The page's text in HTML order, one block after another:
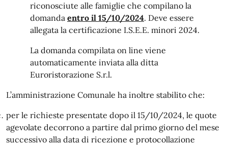
riconosciute alle famiglie che compilano la
domanda entro il 15/10/2024. Deve essere
allegata la certificazione I.S.E.E. minori 2024.
La domanda compilata on line viene
automaticamente inviata alla ditta
Euroristorazione S.r.l.
L’amministrazione Comunale ha inoltre stabilito che:
per le richieste presentate dopo il 15/10/2024, le quote
agevolate decorrono a partire dal primo giorno del mese
successivo alla data di ricezione e protocollazione